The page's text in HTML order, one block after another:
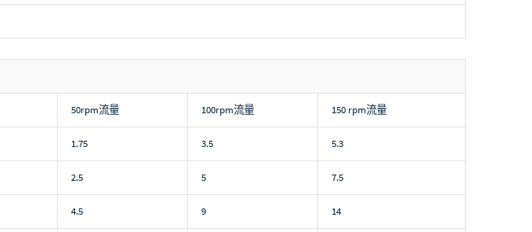
50rpm流量 100rpm流量 150 rpm流量
1.75 3.5 5.3
2.5 5 7.5
4.5 9 14